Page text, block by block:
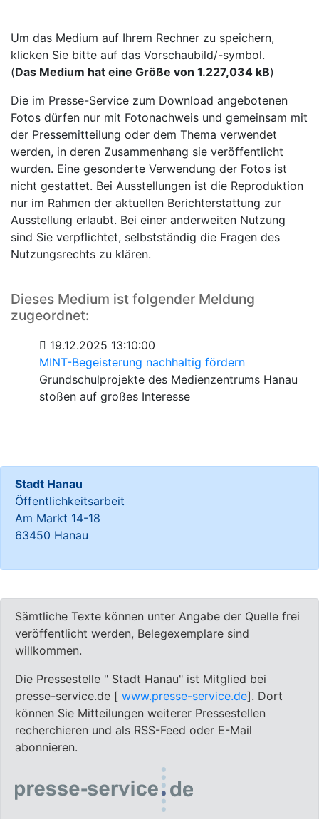
Um das Medium auf Ihrem Rechner zu speichern,
klicken Sie bitte auf das Vorschaubild/-symbol.
(Das Medium hat eine Größe von 1.227,034 kB)
Die im Presse-Service zum Download angebotenen
Fotos dürfen nur mit Fotonachweis und gemeinsam mit
der Pressemitteilung oder dem Thema verwendet
werden, in deren Zusammenhang sie veröffentlicht
wurden. Eine gesonderte Verwendung der Fotos ist
nicht gestattet. Bei Ausstellungen ist die Reproduktion
nur im Rahmen der aktuellen Berichterstattung zur
Ausstellung erlaubt. Bei einer anderweiten Nutzung
sind Sie verpflichtet, selbstständig die Fragen des
Nutzungsrechts zu klären.
Dieses Medium ist folgender Meldung
zugeordnet:
19.12.2025 13:10:00
MINT-Begeisterung nachhaltig fördern
Grundschulprojekte des Medienzentrums Hanau
stoßen auf großes Interesse
Stadt Hanau
Öffentlichkeitsarbeit
Am Markt 14-18
63450 Hanau
Sämtliche Texte können unter Angabe der Quelle frei
veröffentlicht werden, Belegexemplare sind
willkommen.
Die Pressestelle " Stadt Hanau" ist Mitglied bei
presse-service.de [ www.presse-service.de]. Dort
können Sie Mitteilungen weiterer Pressestellen
recherchieren und als RSS-Feed oder E-Mail
abonnieren.